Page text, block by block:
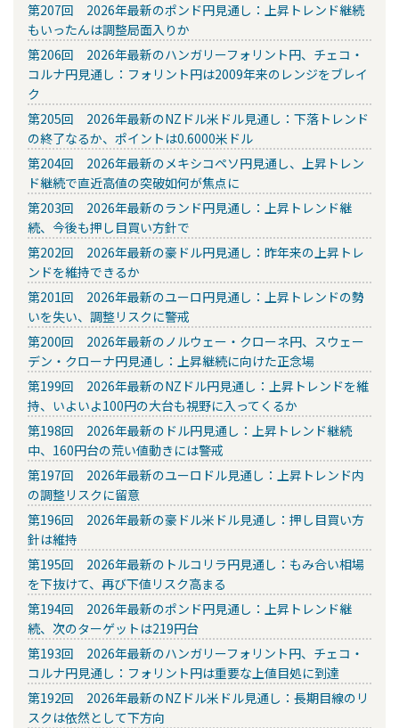
第207回 2026年最新のポンド円見通し：上昇トレンド継続
もいったんは調整局面入りか
第206回 2026年最新のハンガリーフォリント円、チェコ・
コルナ円見通し：フォリント円は2009年来のレンジをブレイ
ク
第205回 2026年最新のNZドル米ドル見通し：下落トレンド
の終了なるか、ポイントは0.6000米ドル
第204回 2026年最新のメキシコペソ円見通し、上昇トレン
ド継続で直近高値の突破如何が焦点に
第203回 2026年最新のランド円見通し：上昇トレンド継
続、今後も押し目買い方針で
第202回 2026年最新の豪ドル円見通し：昨年来の上昇トレ
ンドを維持できるか
第201回 2026年最新のユーロ円見通し：上昇トレンドの勢
いを失い、調整リスクに警戒
第200回 2026年最新のノルウェー・クローネ円、スウェー
デン・クローナ円見通し：上昇継続に向けた正念場
第199回 2026年最新のNZドル円見通し：上昇トレンドを維
持、いよいよ100円の大台も視野に入ってくるか
第198回 2026年最新のドル円見通し：上昇トレンド継続
中、160円台の荒い値動きには警戒
第197回 2026年最新のユーロドル見通し：上昇トレンド内
の調整リスクに留意
第196回 2026年最新の豪ドル米ドル見通し：押し目買い方
針は維持
第195回 2026年最新のトルコリラ円見通し：もみ合い相場
を下抜けて、再び下値リスク高まる
第194回 2026年最新のポンド円見通し：上昇トレンド継
続、次のターゲットは219円台
第193回 2026年最新のハンガリーフォリント円、チェコ・
コルナ円見通し：フォリント円は重要な上値目処に到達
第192回 2026年最新のNZドル米ドル見通し：長期目線のリ
スクは依然として下方向